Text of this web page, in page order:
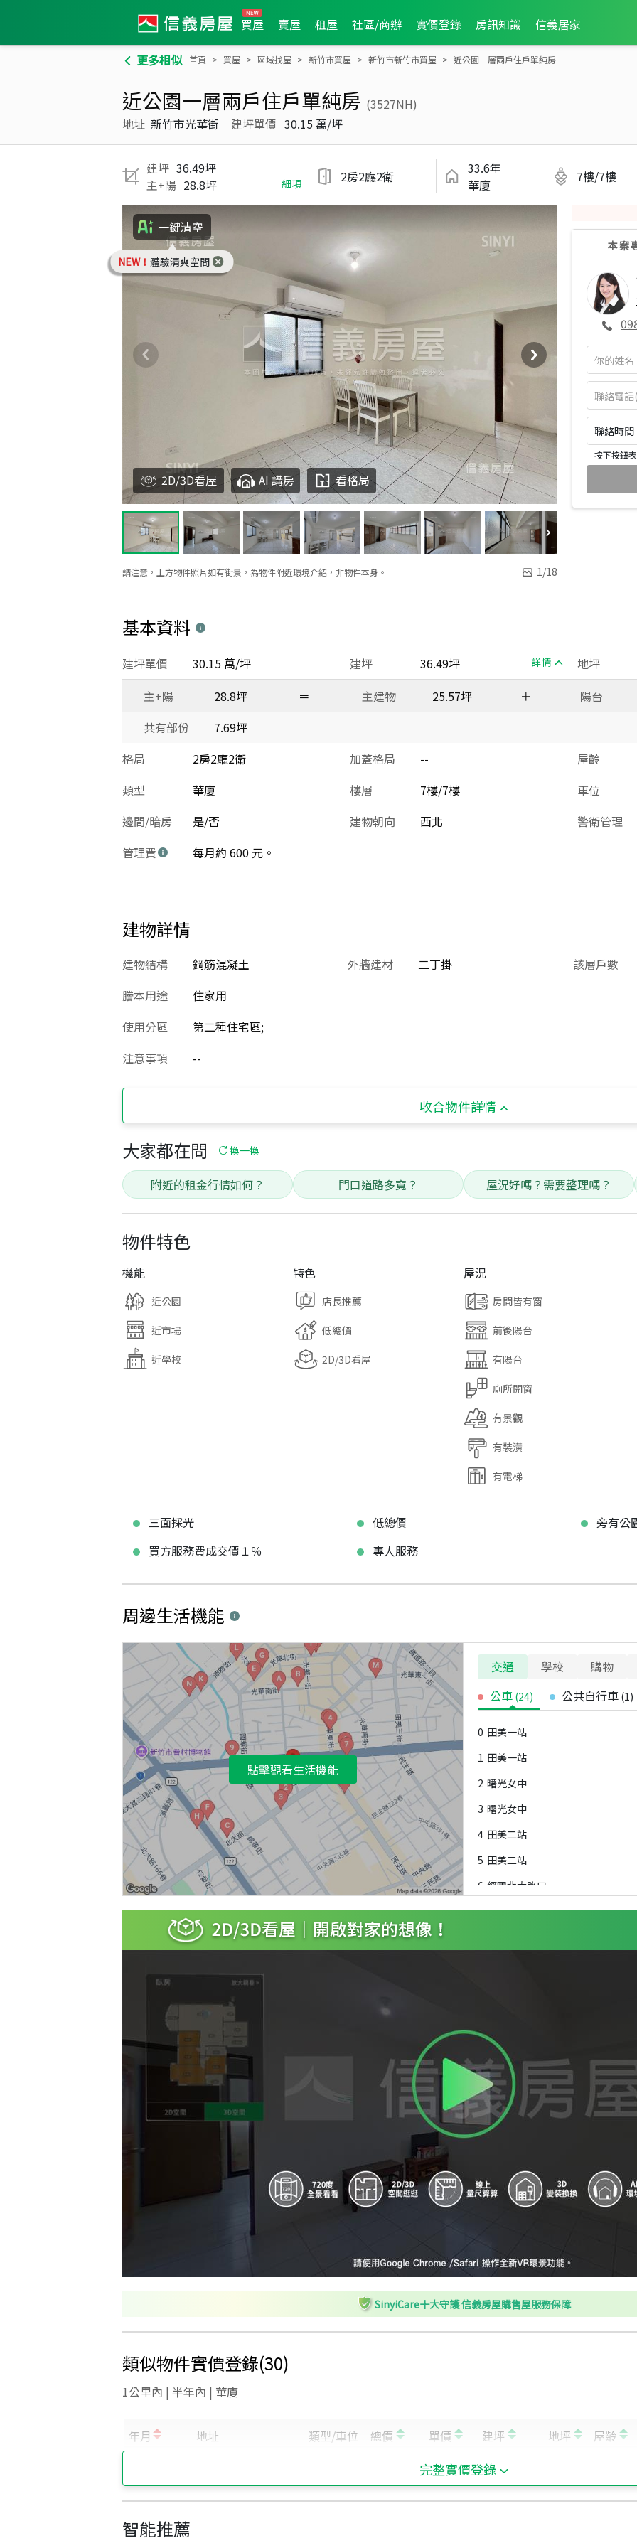
買屋 賣屋 租屋 社區/商辦 實價登錄 房訊知識 信義居家
更多相似 首頁 買屋 區域找屋 新竹市買屋 新竹市新竹市買屋 近公園一層兩戶住戶單純房
近公園一層兩戶住戶單純房 (3527NH)
地址 新竹市光華街 建坪單價 30.15 萬/坪
建坪 36.49坪
主+陽 28.8坪 細項 2房2廳2衛
33.6年
華廈
7樓/7樓
一鍵清空
NEW！ 體驗清爽空間
請注意，上方物件照片如有街景，為物件附近環境介紹，非物件本身。 1/18
2D/3D看屋 AI 講房 看格局
本案
聯絡時
按下按鈕
基本資料
建坪 36.49坪 詳情
建坪單價 30.15 萬/坪
地坪
主+陽
28.8坪 ＝ 主建物 25.57坪 ＋
陽台
共有部份
7.69坪
格局
2房2廳2衛 加蓋格局 --
屋齡
類型
華廈 樓層 7樓/7樓
車位
邊間/暗房
是/否 建物朝向 西北
警衛管理
管理費
每月約 600 元。
建物詳情
建物結構 鋼筋混凝土 外牆建材 二丁掛
該層戶數
謄本用途
住家用
使用分區
第二種住宅區;
注意事項
--
收合物件詳情
大家都在問 換一換
附近的租金行情如何？ 門口道路多寬？ 屋況好嗎？需要整理嗎？
物件特色
機能
近公園
近市場
近學校
特色
店長推薦
低總價
2D/3D看屋
屋況
房間皆有窗
前後陽台
有陽台
廁所開窗
有景觀
有裝潢
有電梯
三面採光 低總價
旁有公
買方服務費成交價１％
專人服務
周邊生活機能
點擊觀看生活機能
交通 學校
購物
公車 (24) 公共自行車 (1)
0 田美一站
1 田美一站
2 曙光女中
3 曙光女中
4 田美二站
5 田美二站
6 經國北大路口
7 經國北大路口
C 水利局
D 水利局
E 北區區公所
F 文化中心
G
文化中心
I 光華國中
L 大潤發
M 地政事務所
N 水田尾
SinyiCare十大守護 信義房屋購售屋服務保障
類似物件實價登錄(30)
1公里內 | 半年內 | 華廈
完整實價登錄
智能推薦